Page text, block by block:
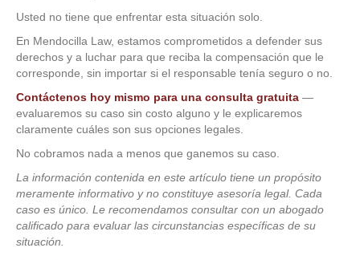
Usted no tiene que enfrentar esta situación solo.
En Mendocilla Law, estamos comprometidos a defender sus
derechos y a luchar para que reciba la compensación que le
corresponde, sin importar si el responsable tenía seguro o no.
Contáctenos hoy mismo para una consulta gratuita —
evaluaremos su caso sin costo alguno y le explicaremos
claramente cuáles son sus opciones legales.
No cobramos nada a menos que ganemos su caso.
La información contenida en este artículo tiene un propósito
meramente informativo y no constituye asesoría legal. Cada
caso es único. Le recomendamos consultar con un abogado
calificado para evaluar las circunstancias específicas de su
situación.